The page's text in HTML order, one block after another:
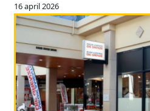
16 april 2026